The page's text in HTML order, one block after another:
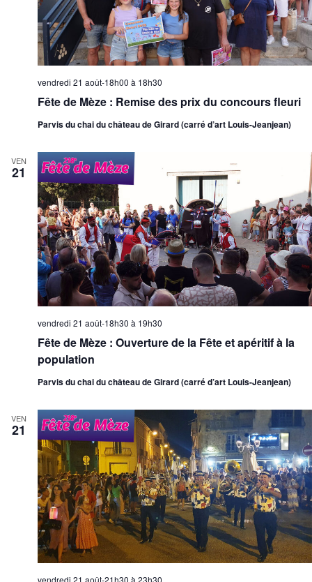
Fête de Mèze : Remise des prix du concours fleuri
vendredi 21 août-18h00 à 18h30
Parvis du chai du château de Girard (carré d’art Louis-Jeanjean)
VEN
21
Fête de Mèze : Ouverture de la Fête et apéritif à la
population
vendredi 21 août-18h30 à 19h30
Parvis du chai du château de Girard (carré d’art Louis-Jeanjean)
VEN
21